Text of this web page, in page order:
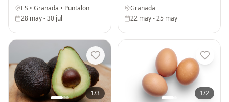
ES • Granada • Puntalon
28 may-30 jul
Granada
22 may-25 may
1/3 1/2